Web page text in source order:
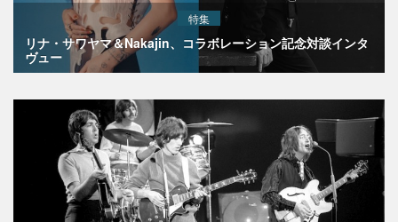
特集
リナ・サワヤマ＆Nakajin、コラボレーション記念対談インタ
ヴュー